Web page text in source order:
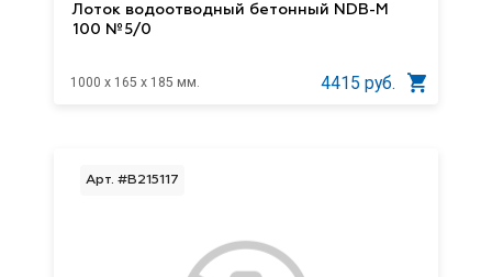
Лоток водоотводный бетонный NDB-M
100 №5/0
1000 x 165 x 185 мм. 4415 руб.
Арт. #B215117